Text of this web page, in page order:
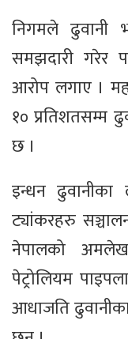
निगमले
समझदारी गरेर
आरोप लगाए ।
१० प्रतिशतसम्म
छ ।
इन्धन
ट्यांकरहरु
नेपालको
पेट्रोलियम
आधाजति